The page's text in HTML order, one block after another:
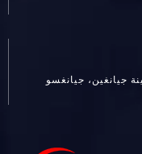
جيانغين، جيانغسو